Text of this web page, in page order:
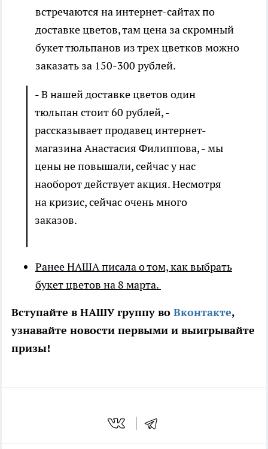
встречаются на интернет-сайтах по
доставке цветов, там цена за скромный
букет тюльпанов из трех цветков можно
заказать за 150-300 рублей.
- В нашей доставке цветов один
тюльпан стоит 60 рублей, -
рассказывает продавец интернет-
магазина Анастасия Филиппова, - мы
цены не повышали, сейчас у нас
наоборот действует акция. Несмотря
на кризис, сейчас очень много
заказов.
Ранее НАША писала о том, как выбрать
букет цветов на 8 марта.
Вступайте в НАШУ группу во Вконтакте,
узнавайте новости первыми и выигрывайте
призы!